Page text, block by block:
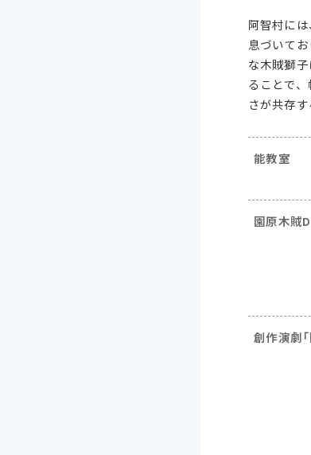
阿智村に
息づいて
な木賊獅
ることで
さが共存
能教室
園原木賊
創作演劇